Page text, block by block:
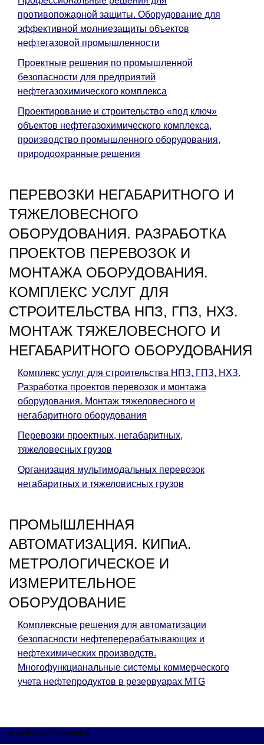
противопожарной защиты. Оборудование для
эффективной молниезащиты объектов
нефтегазовой промышленности
Проектные решения по промышленной
безопасности для предприятий
нефтегазохимического комплекса
Проектирование и строительство «под ключ»
объектов нефтегазохимического комплекса,
производство промышленного оборудования,
природоохранные решения
ПЕРЕВОЗКИ НЕГАБАРИТНОГО И
ТЯЖЕЛОВЕСНОГО
ОБОРУДОВАНИЯ. РАЗРАБОТКА
ПРОЕКТОВ ПЕРЕВОЗОК И
МОНТАЖА ОБОРУДОВАНИЯ.
КОМПЛЕКС УСЛУГ ДЛЯ
СТРОИТЕЛЬСТВА НПЗ, ГПЗ, НХЗ.
МОНТАЖ ТЯЖЕЛОВЕСНОГО И
НЕГАБАРИТНОГО ОБОРУДОВАНИЯ
Комплекс услуг для строительства НПЗ, ГПЗ, НХЗ.
Разработка проектов перевозок и монтажа
оборудования. Монтаж тяжеловесного и
негабаритного оборудования
Перевозки проектных, негабаритных,
тяжеловесных грузов
Организация мультимодальных перевозок
негабаритных и тяжеловисных грузов
ПРОМЫШЛЕННАЯ
АВТОМАТИЗАЦИЯ. КИПиА.
МЕТРОЛОГИЧЕСКОЕ И
ИЗМЕРИТЕЛЬНОЕ
ОБОРУДОВАНИЕ
Комплексные решения для автоматизации
безопасности нефтеперерабатывающих и
нефтехимических производств.
Многофункцианальные системы коммерческого
учета нефтепродуктов в резервуарах MTG
E-mail: expertmi@mail.ru